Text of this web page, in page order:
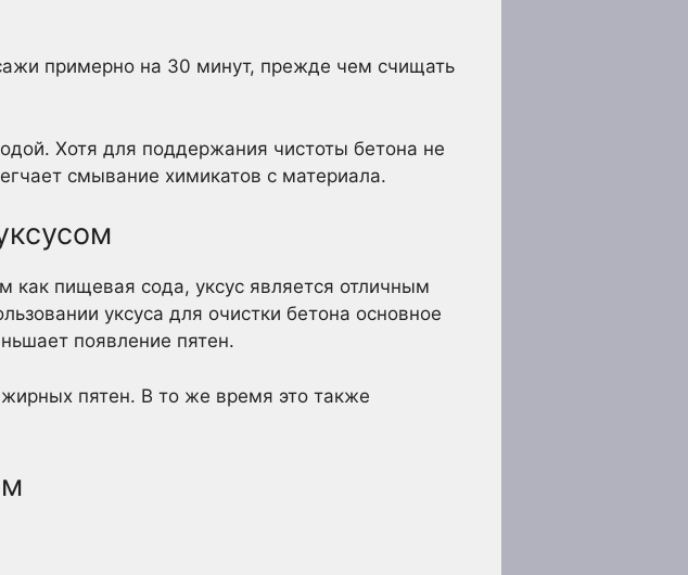
примерно на 30 минут, прежде чем счищать
Хотя для поддержания чистоты бетона не
смывание химикатов с материала.
пищевая сода, уксус является отличным
уксуса для очистки бетона основное
появление пятен.
пятен. В то же время это также